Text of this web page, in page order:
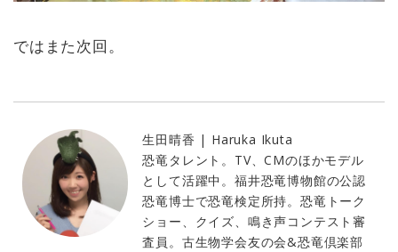
ではまた次回。
生田晴香 | Haruka Ikuta
恐竜タレント。TV、CMのほかモデル
として活躍中。福井恐竜博物館の公認
恐竜博士で恐竜検定所持。恐竜トーク
ショー、クイズ、鳴き声コンテスト審
査員。古生物学会友の会&恐竜倶楽部